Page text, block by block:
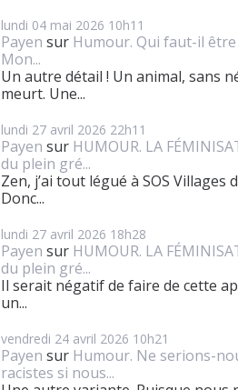
lundi 04 mai 2026 10h11
Payen sur Humour. Qui faut-il
Mon...
Un autre détail ! Un animal, sans
meurt. Une...
lundi 27 avril 2026 22h11
Payen sur HUMOUR. LA
du plein gré...
Zen, j’ai tout légué à SOS Villages
Donc...
lundi 27 avril 2026 18h28
Payen sur HUMOUR. LA
du plein gré...
Il serait négatif de faire de cette
un...
vendredi 24 avril 2026 10h21
Payen sur Humour. Ne serions-
racistes si nous...